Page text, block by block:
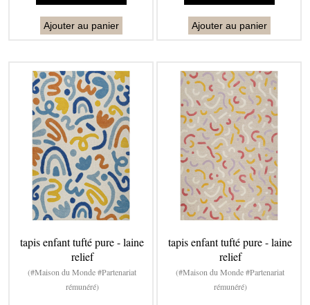
Ajouter au panier Ajouter au panier
tapis enfant tufté pure - laine
relief
(#Maison du Monde #Partenariat
rémunéré)
tapis enfant tufté pure - laine
relief
(#Maison du Monde #Partenariat
rémunéré)